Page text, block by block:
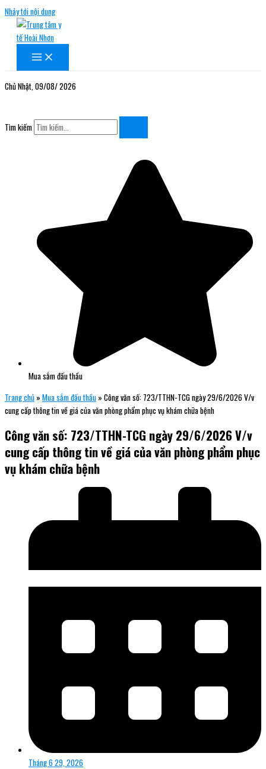
Nhảy tới nội dung
Chủ Nhật, 09/08/ 2026
Tìm kiếm
Mua sắm đấu thầu
Trang chủ » Mua sắm đấu thầu » Công văn số: 723/TTHN-TCG ngày 29/6/2026 V/v
cung cấp thông tin về giá của văn phòng phẩm phục vụ khám chữa bệnh
Công văn số: 723/TTHN-TCG ngày 29/6/2026 V/v
cung cấp thông tin về giá của văn phòng phẩm phục
vụ khám chữa bệnh
Tháng 6 29, 2026